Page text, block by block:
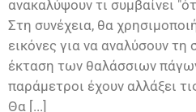
ανακαλύψουν τι συμβαίνει
Στη συνέχεια, θα
εικόνες για να αναλύσουν
έκταση των θαλάσσιων
παράμετροι έχουν αλλάξει
Θα [...]